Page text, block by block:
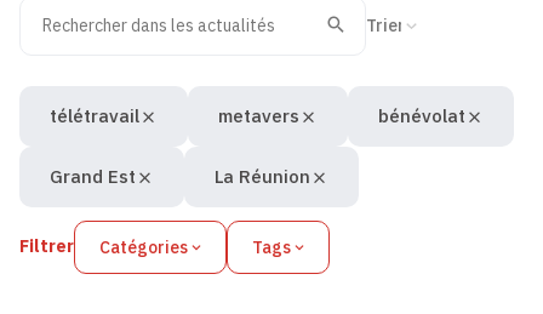
Recherche
Valider
Filtrer Catégories Tags
télétravail metavers bénévolat
Grand Est La Réunion